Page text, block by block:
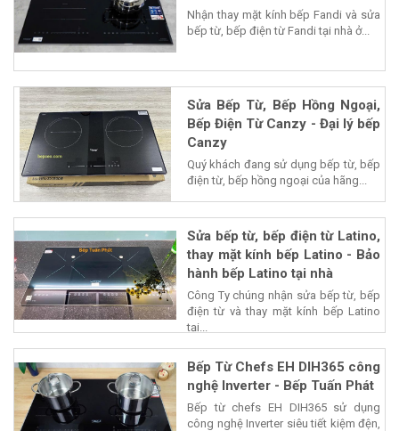
Nhận thay mặt kính bếp Fandi và sửa
bếp từ, bếp điện từ Fandi tại nhà ở...
Sửa Bếp Từ, Bếp Hồng Ngoại,
Bếp Điện Từ Canzy - Đại lý bếp
Canzy
Quý khách đang sử dụng bếp từ, bếp
điện từ, bếp hồng ngoại của hãng...
Sửa bếp từ, bếp điện từ Latino,
thay mặt kính bếp Latino - Bảo
hành bếp Latino tại nhà
Công Ty chúng nhận sửa bếp từ, bếp
điện từ và thay mặt kính bếp Latino
tại...
Bếp Từ Chefs EH DIH365 công
nghệ Inverter - Bếp Tuấn Phát
Bếp từ chefs EH DIH365 sử dụng
công nghệ Inverter siêu tiết kiệm đện,